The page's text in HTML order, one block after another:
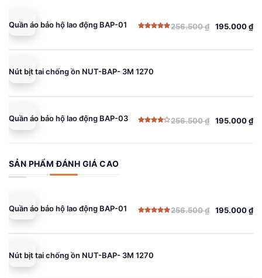
Quần áo bảo hộ lao động BAP-01
5 sao
256.500₫
Giá
gốc
là:
195.000₫
Giá
hiện
tại
195.000 ₫.
Nút bịt tai chống ồn NUT-BAP- 3M 1270
Quần áo bảo hộ lao động BAP-03
hạng
256.500₫
Giá
là:
256.500 ₫.
195.000₫
Giá
tại
là:
195.000 ₫.
SẢN PHẨM ĐÁNH GIÁ CAO
Quần áo bảo hộ lao động BAP-01
5 sao
256.500₫
Giá
là:
195.000₫
Giá
tại
195.000 ₫.
Nút bịt tai chống ồn NUT-BAP- 3M 1270